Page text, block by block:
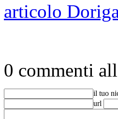
articolo
0 commenti
il tuo
url